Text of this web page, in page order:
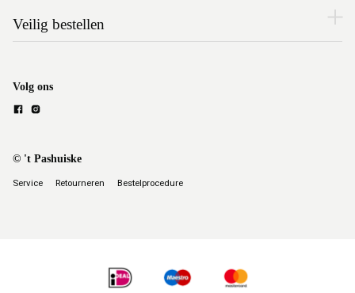
Veilig bestellen
Volg ons
© 't Pashuiske
Service Retourneren Bestelprocedure